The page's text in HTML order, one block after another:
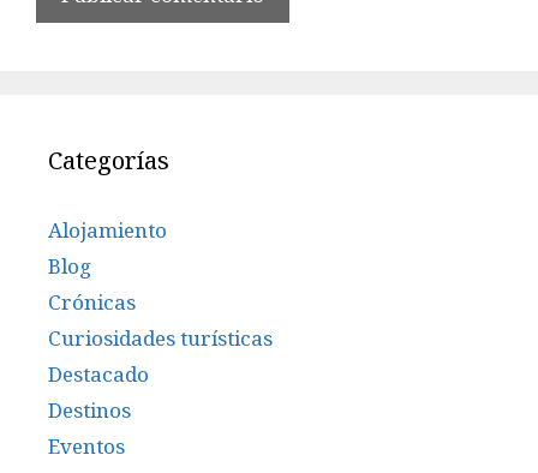
Categorías
Alojamiento
Blog
Crónicas
Curiosidades turísticas
Destacado
Destinos
Eventos